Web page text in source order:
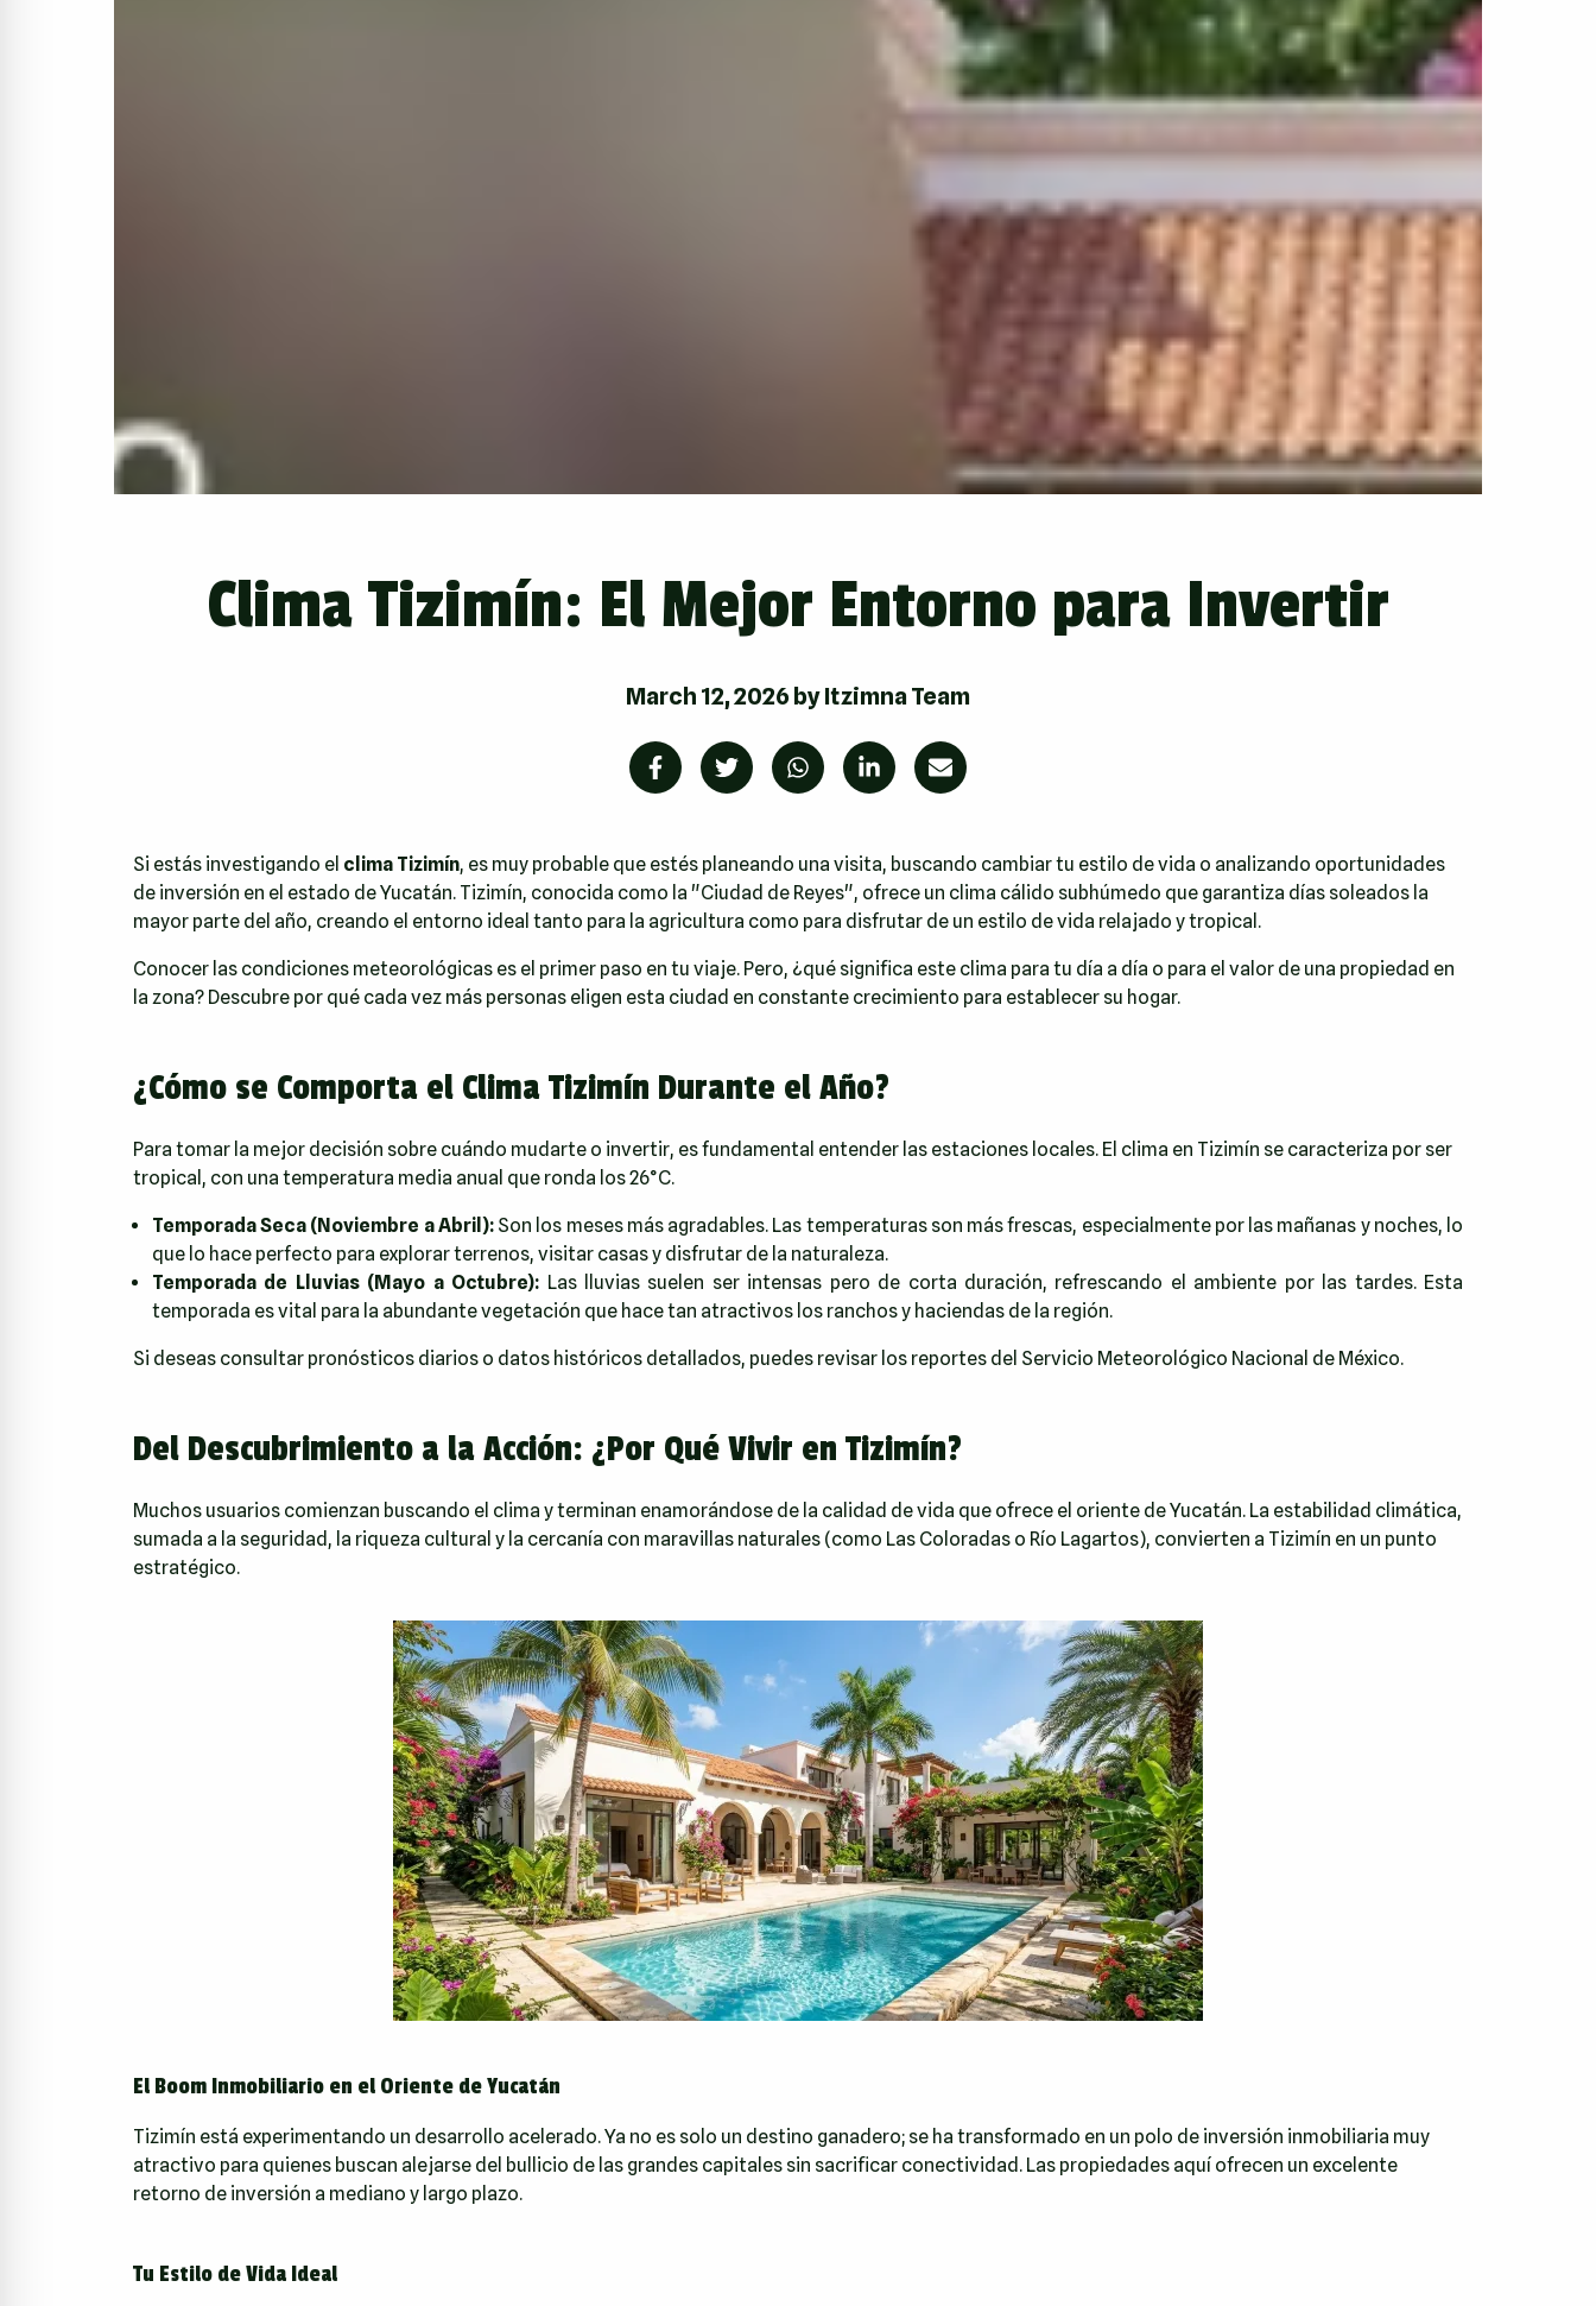
Clima Tizimín: El Mejor Entorno para Invertir
March 12, 2026 byItzimna Team
Si estás investigando el clima Tizimín, es muy probable que estés planeando una visita, buscando cambiar tu estilo de vida o analizando oportunidades
de inversión en el estado de Yucatán. Tizimín, conocida como la "Ciudad de Reyes", ofrece un clima cálido subhúmedo que garantiza días soleados la
mayor parte del año, creando el entorno ideal tanto para la agricultura como para disfrutar de un estilo de vida relajado y tropical.
Conocer las condiciones meteorológicas es el primer paso en tu viaje. Pero, ¿qué significa este clima para tu día a día o para el valor de una propiedad en
la zona? Descubre por qué cada vez más personas eligen esta ciudad en constante crecimiento para establecer su hogar.
¿Cómo se Comporta el Clima Tizimín Durante el Año?
Para tomar la mejor decisión sobre cuándo mudarte o invertir, es fundamental entender las estaciones locales. El clima en Tizimín se caracteriza por ser
tropical, con una temperatura media anual que ronda los 26°C.
Temporada Seca (Noviembre a Abril):Son los meses más agradables. Las temperaturas son más frescas, especialmente por las mañanas y noches, lo
que lo hace perfecto para explorar terrenos, visitar casas y disfrutar de la naturaleza.
Temporada de Lluvias (Mayo a Octubre): Las lluvias suelen ser intensas pero de corta duración, refrescando el ambiente por las tardes. Esta
temporada es vital para la abundante vegetación que hace tan atractivos los ranchos y haciendas de la región.
Si deseas consultar pronósticos diarios o datos históricos detallados, puedes revisar los reportes del Servicio Meteorológico Nacional de México.
Del Descubrimiento a la Acción: ¿Por Qué Vivir en Tizimín?
Muchos usuarios comienzan buscando el clima y terminan enamorándose de la calidad de vida que ofrece el oriente de Yucatán. La estabilidad climática,
sumada a la seguridad, la riqueza cultural y la cercanía con maravillas naturales (como Las Coloradas o Río Lagartos), convierten a Tizimín en un punto
estratégico.
El Boom Inmobiliario en el Oriente de Yucatán
Tizimín está experimentando un desarrollo acelerado. Ya no es solo un destino ganadero; se ha transformado en un polo de inversión inmobiliaria muy
atractivo para quienes buscan alejarse del bullicio de las grandes capitales sin sacrificar conectividad. Las propiedades aquí ofrecen un excelente
retorno de inversión a mediano y largo plazo.
Tu Estilo de Vida Ideal